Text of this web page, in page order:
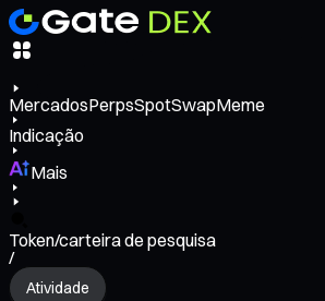
MercadosPerpsSpotSwapMeme
Indicação
Mais
Token/carteira de pesquisa
/
Atividade